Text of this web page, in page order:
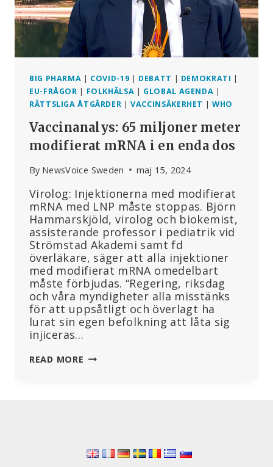
BIG PHARMA | COVID-19 | DEBATT | DEMOKRATI |
EU-FRÅGOR | FOLKHÄLSA | GLOBAL AGENDA |
RÄTTSLIGA ÅTGÄRDER |VACCINSÄKERHET | WHO
Vaccinanalys: 65 miljoner meter
modifierat mRNA i en enda dos
By NewsVoice Sweden maj 15, 2024
Virolog: Injektionerna med modifierat
mRNA med LNP måste stoppas. Björn
Hammarskjöld, virolog och biokemist,
assisterande professor i pediatrik vid
Strömstad Akademi samt fd
överläkare, säger att alla injektioner
med modifierat mRNA omedelbart
måste förbjudas. “Regering, riksdag
och våra myndigheter alla misstänks
för att uppsåtligt och överlagt ha
lurat sin egen befolkning att låta sig
injiceras…
READ MORE VACCINANALYS:
EN
ENDA